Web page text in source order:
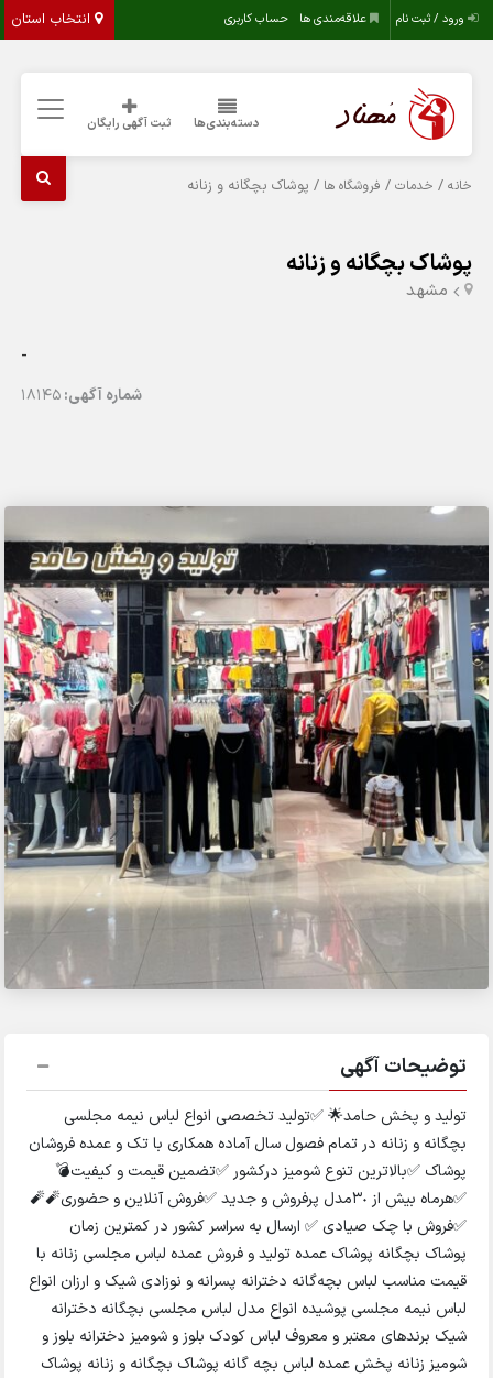
انتخاب استان ورود / ثبت نام علاقه‌مندی ها حساب کاربری
دسته‌بندی‌ها ثبت آگهی رایگان
خانه / خدمات / فروشگاه ها / پوشاک بچگانه و زنانه
پوشاک بچگانه و زنانه
مشهد
-
شماره آگهی:18145
توضیحات آگهی
تولید و پخش حامد🌟 ✅تولید تخصصی انواع لباس نیمه مجلسی
بچگانه و زنانه در تمام فصول سال آماده همکاری با تک و عمده فروشان
پوشاک ✅بالاترین تنوع شومیز درکشور ✅تضمین قیمت و کیفیت💣
✅هرماه بیش از ٣٠مدل پرفروش و جدید ✅فروش آنلاین و حضوری🧨🧨
✅فروش با چک صیادی ✅ ارسال به سراسر کشور در کمترین زمان
پوشاک بچگانه پوشاک عمده تولید و فروش عمده لباس مجلسی زنانه با
قیمت مناسب لباس بچه‌گانه دخترانه پسرانه و نوزادی شیک و ارزان انواع
لباس نیمه مجلسی پوشیده انواع مدل لباس مجلسی بچگانه دخترانه
شیک برندهای معتبر و معروف لباس کودک بلوز و شومیز دخترانه بلوز و
شومیز زنانه پخش عمده لباس بچه گانه پوشاک بچگانه و زنانه پوشاک